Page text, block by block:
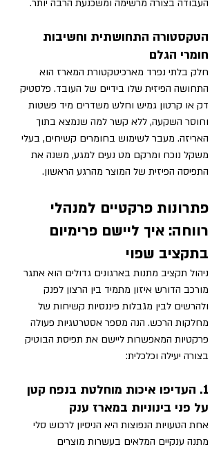
העבודה בצורה מרשימה ומשכנעת הרבה יותר.
הטקסטורה התחושתית וחשיבות
חומרי הגלם
חלק בלתי נפרד מארכיטקטורת המארז הוא
התחושה הפיזית שלו בידיים של העובד. פלסטיק
דק או קרטון גמיש וחלש משדרים מיד פשטות
וחוסר השקעה, ללא קשר למה שנמצא בתוך
האריזה. מעבר לשימוש בחומרים קשיחים, בעלי
משקל נוכח ומרקם מט נעים למגע, משנה את
התפיסה הפיזית של המוצר מהרגע הראשון.
פתרונות פרקטיים למנהלי
רווחה: איך ליישם פרימיום
בתקציב שפוי
ניהול תקציב מתנות בארגונים גדולים הוא אתגר
מורכב הדורש איזון מתמיד בין הרצון לפנק
ולהרשים לבין מגבלות פיננסיות קשיחות של
מחלקות הרכש. הנה מספר אסטרטגיות פעולה
פרקטיות המאפשרות ליישם את תפיסת הבוטיק
בצורה יעילה וכלכלית:
1. העדיפו איכות מוחלטת בנפח קטן
על פני בינוניות במארז ענק
אחת הטעויות הנפוצות היא הניסיון לרכוש סלי
מתנה ענקיים המלאים בעשרות מוצרים